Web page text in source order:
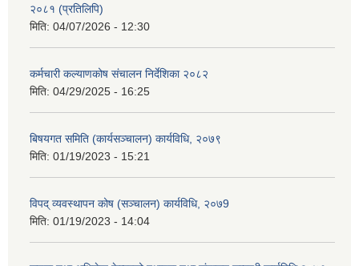
२०८१ (प्रतिलिपि)
मिति: 04/07/2026 - 12:30
कर्मचारी कल्याणकोष संचालन निर्देशिका २०८२
मिति: 04/29/2025 - 16:25
बिषयगत समिति (कार्यसञ्चालन) कार्यविधि, २०७९
मिति: 01/19/2023 - 15:21
विपद् व्यवस्थापन कोष (सञ्चालन) कार्यविधि, २०७9
मिति: 01/19/2023 - 14:04